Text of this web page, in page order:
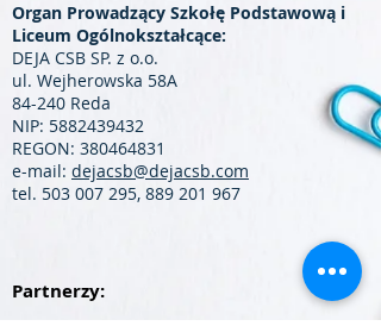
Organ Prowadzący Szkołę Podstawową i
Liceum Ogólnokształcące:
DEJA CSB SP. z o.o.
ul. Wejherowska 58A
84-240 Reda
NIP: 5882439432
REGON: 380464831
e-mail: dejacsb@dejacsb.com
tel. 503 007 295, 889 201 967
Partnerzy: